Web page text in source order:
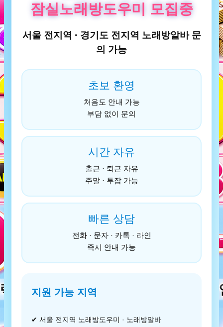
잠실노래방도우미 모집중
서울 전지역 · 경기도 전지역 노래방알바 문
의 가능
초보 환영
처음도 안내 가능
부담 없이 문의
시간 자유
출근 · 퇴근 자유
주말 · 투잡 가능
빠른 상담
전화 · 문자 · 카톡 · 라인
즉시 안내 가능
지원 가능 지역
✔ 서울 전지역 노래방도우미 · 노래방알바